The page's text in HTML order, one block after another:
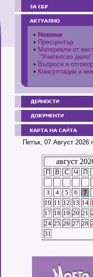
• Новини
• Пресцентър
• Материали от
"Учителско дело"
• Въпроси и
• Консултации и
Петък, 07 Август 2026
август
П В С Ч П
3
4 5 6 7
10 11 12 13 14
17 18 19 20 21
24 25 26 27 28
31